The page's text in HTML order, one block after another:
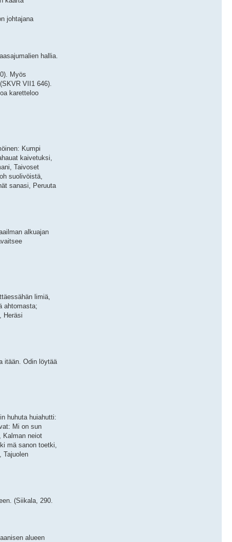
johtajana
hallia.
Myös
VII1 646).
karetteloo
Kumpi
kaivetuksi,
Taivoset
suolivöistä,
sanasi, Peruuta
alkuajan
limiä,
ahtomasta;
Heräsi
itään. Odin löytää
huhuta huiahutti:
Mi on sun
Kalman neiot
mä sanon toetki,
Tajuolen
(Siikala, 290.
alueen